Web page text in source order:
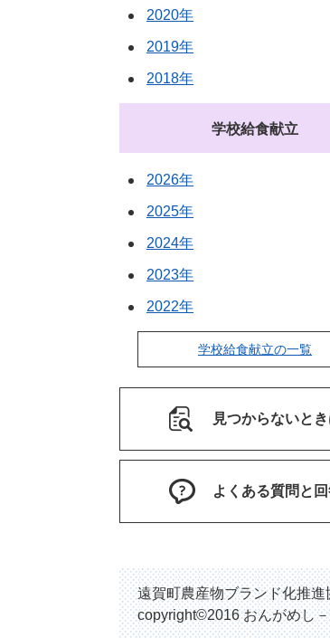
2020年
2019年
2018年
学校給食献立
2026年
2025年
2024年
2023年
2022年
学校給食献立の一覧
見つからないと
よくある質問と
遠賀町農産物ブランド化推進
copyright©2016 おんがめし